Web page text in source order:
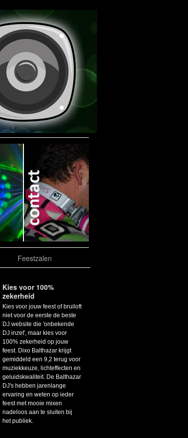
Feestzalen
Kies voor 100%
zekerheid
Kies voor jouw feest of bruiloft
niet voor de eerste de beste
DJ website die 'onbekende
DJ inzet', maar kies voor
100% zekerheid op jouw
feest. Dixo Balthazar krijgt
gemiddeld een 9,2 terug voor
muziekkeuze, lichteffecten en
geluidskwaliteit. De Balthazar
DJ's hebben jarenlange
ervaring en weten op ieder
feest met mooie mixen
nadeloos aan te sluiten bij
het publiek.